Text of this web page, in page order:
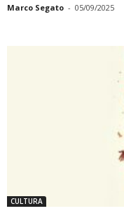
Marco Segato - 05/09/2025
CULTURA